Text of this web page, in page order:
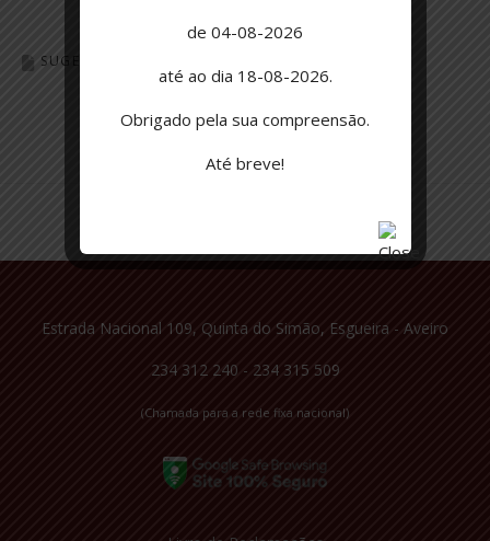
SUGESTÃO DO DIA
Estrada Nacional 109, Quinta do Simão, Esgueira - Aveiro
234 312 240 - 234 315 509
(Chamada para a rede fixa nacional)
de 04-08-2026
até ao dia 18-08-2026.
Obrigado pela sua compreensão.
Até breve!